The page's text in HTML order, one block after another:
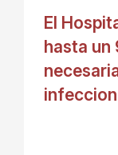
El
hasta un